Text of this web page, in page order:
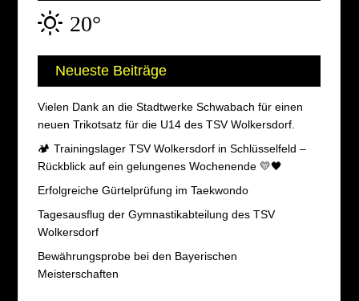
20°
Neueste Beiträge
Vielen Dank an die Stadtwerke Schwabach für einen
neuen Trikotsatz für die U14 des TSV Wolkersdorf.
🏕️ Trainingslager TSV Wolkersdorf in Schlüsselfeld –
Rückblick auf ein gelungenes Wochenende 💛🖤
Erfolgreiche Gürtelprüfung im Taekwondo
Tagesausflug der Gymnastikabteilung des TSV
Wolkersdorf
Bewährungsprobe bei den Bayerischen
Meisterschaften